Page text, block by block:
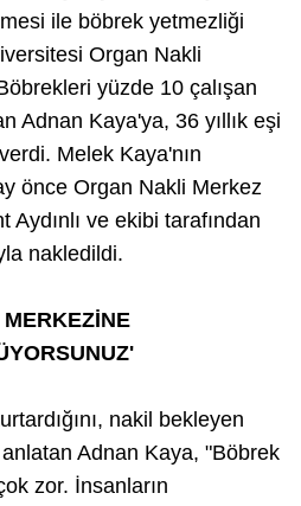
ile böbrek yetmezliği
Organ Nakli
yüzde 10 çalışan
Adnan Kaya'ya, 36 yıllık eşi
Melek Kaya'nın
önce Organ Nakli Merkez
ve ekibi tarafından
nakledildi.
nakil bekleyen
Adnan Kaya, "Böbrek
zor. İnsanların